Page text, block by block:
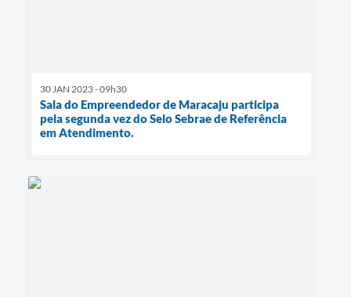
30 JAN 2023 - 09h30
Sala do Empreendedor de Maracaju participa
pela segunda vez do Selo Sebrae de Referência
em Atendimento.